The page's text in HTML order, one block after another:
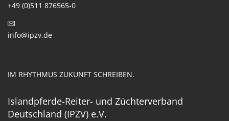
+49 (0)511 876565-0
info@ipzv.de
IM RHYTHMUS ZUKUNFT SCHREIBEN.
Islandpferde-Reiter- und Züchterverband
Deutschland (IPZV) e.V.